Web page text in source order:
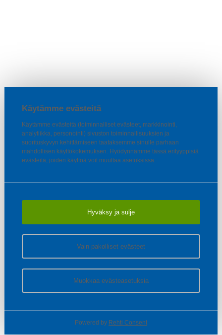
Käytämme evästeitä
Käytämme evästeitä (toiminnalliset evästeet, markkinointi,
analytiikka, personointi) sivuston toiminnallisuuksien ja
suorituskyvyn kehittämiseen taataksemme sinulle parhaan
mahdollisen käyttökokemuksen. Hyödynnämme tässä erityyppisiä
evästeitä, joiden käyttöä voit muuttaa asetuksissa.
Hyväksy ja sulje
Vain pakolliset evästeet
Muokkaa evästeasetuksia
Powered by Rehti Consent